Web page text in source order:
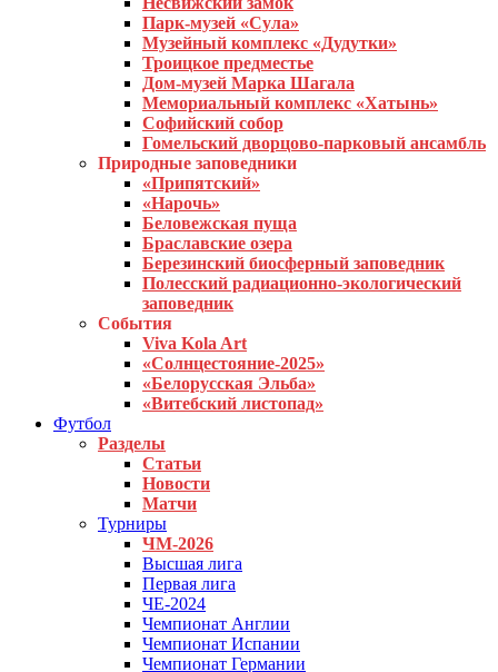
Парк-музей «Сула»
Музейный комплекс «Дудутки»
Троицкое предместье
Дом-музей Марка Шагала
Мемориальный комплекс «Хатынь»
Софийский собор
Гомельский дворцово-парковый ансамбль
Природные заповедники
«Припятский»
«Нарочь»
Беловежская пуща
Браславские озера
Березинский биосферный заповедник
Полесский радиационно-экологический
заповедник
События
Viva Kola Art
«Солнцестояние-2025»
«Белорусская Эльба»
«Витебский листопад»
Футбол
Разделы
Статьи
Новости
Матчи
Турниры
ЧМ-2026
Высшая лига
Первая лига
ЧЕ-2024
Чемпионат Англии
Чемпионат Испании
Чемпионат Германии